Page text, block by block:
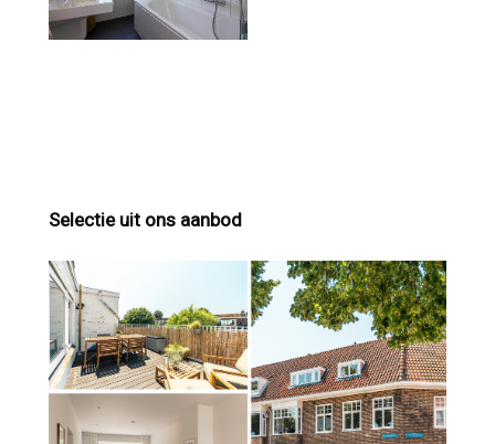
Selectie uit ons aanbod